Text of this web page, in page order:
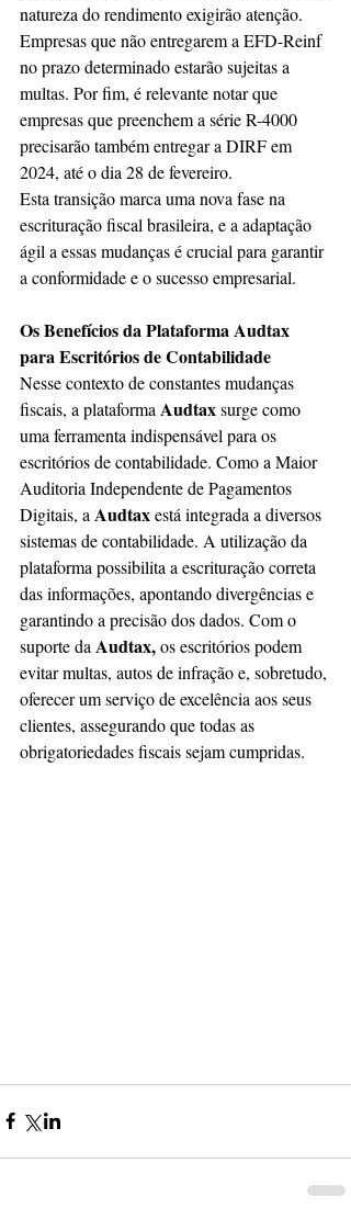
natureza do rendimento exigirão atenção.
Empresas que não entregarem a EFD-Reinf
no prazo determinado estarão sujeitas a
multas. Por fim, é relevante notar que
empresas que preenchem a série R-4000
precisarão também entregar a DIRF em
2024, até o dia 28 de fevereiro.
Esta transição marca uma nova fase na
escrituração fiscal brasileira, e a adaptação
ágil a essas mudanças é crucial para garantir
a conformidade e o sucesso empresarial.
Os Benefícios da Plataforma Audtax
para Escritórios de Contabilidade
Nesse contexto de constantes mudanças
fiscais, a plataforma Audtax surge como
uma ferramenta indispensável para os
escritórios de contabilidade. Como a Maior
Auditoria Independente de Pagamentos
Digitais, a Audtax está integrada a diversos
sistemas de contabilidade. A utilização da
plataforma possibilita a escrituração correta
das informações, apontando divergências e
garantindo a precisão dos dados. Com o
suporte da Audtax, os escritórios podem
evitar multas, autos de infração e, sobretudo,
oferecer um serviço de excelência aos seus
clientes, assegurando que todas as
obrigatoriedades fiscais sejam cumpridas.